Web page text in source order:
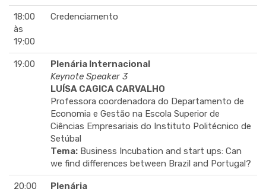
18:00
às
19:00
Credenciamento
19:00
Plenária Internacional
Keynote Speaker 3
LUÍSA CAGICA CARVALHO
Professora coordenadora do Departamento de
Economia e Gestão na Escola Superior de
Ciências Empresariais do Instituto Politécnico de
Setúbal
Tema: Business Incubation and start ups: Can
we find differences between Brazil and Portugal?
20:00
Plenária